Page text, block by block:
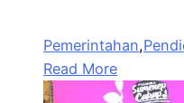
Pemerintahan,
Read More